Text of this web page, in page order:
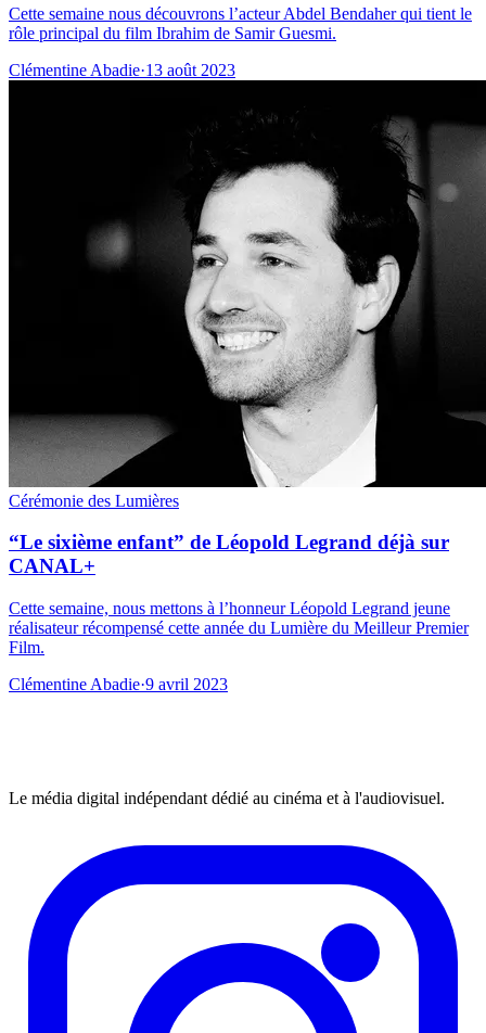
Cette semaine nous découvrons l’acteur Abdel Bendaher qui tient le
rôle principal du film Ibrahim de Samir Guesmi.
Clémentine Abadie·13 août 2023
Cérémonie des Lumières
“Le sixième enfant” de Léopold Legrand déjà sur
CANAL+
Cette semaine, nous mettons à l’honneur Léopold Legrand jeune
réalisateur récompensé cette année du Lumière du Meilleur Premier
Film.
Clémentine Abadie·9 avril 2023
Le média digital indépendant dédié au cinéma et à l'audiovisuel.